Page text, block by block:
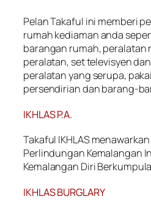
Pelan Takaful ini memberi
rumah kediaman anda
barangan rumah, peralatan
peralatan, set televisyen
peralatan yang serupa,
persendirian dan barang-
IKHLAS P.A.
Takaful IKHLAS
Perlindungan Kemalangan
Kemalangan Diri
IKHLAS BURGLARY